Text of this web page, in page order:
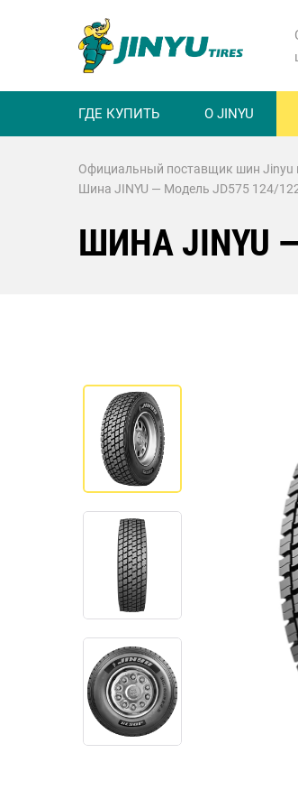
ГДЕ КУПИТЬ О JINYU
Официальный поставщик шин Jinyu
Шина JINYU — Модель JD575 124/
ШИНА JINYU